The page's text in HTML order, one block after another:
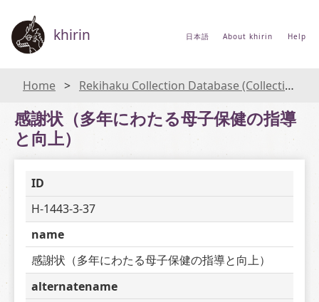
khirin 日本語 About khirin Help
Home Rekihaku Collection Database (Collections Database of the National Museum of Japanese History)
感謝状（多年にわたる母子保健の指導
と向上）
ID
H-1443-3-37
name
感謝状（多年にわたる母子保健の指導と向上）
alternatename